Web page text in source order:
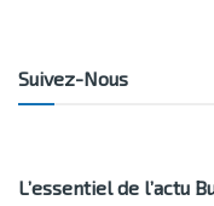
Suivez-Nous
L’essentiel de l’actu